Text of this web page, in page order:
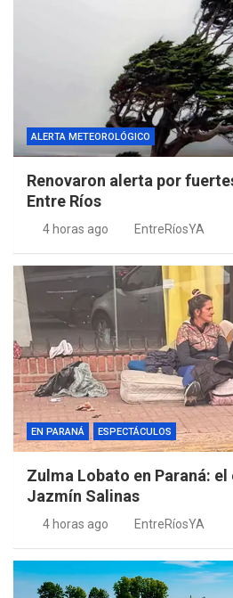
ALERTA METEOROLÓGICO
Renovaron alerta por
Entre Ríos
4 horas ago EntreRíosYA
EN PARANÁ ESPECTÁCULOS
Zulma Lobato en Paraná:
Jazmín Salinas
4 horas ago EntreRíosYA